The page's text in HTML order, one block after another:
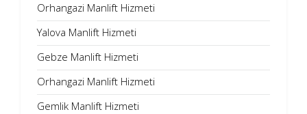
Orhangazi Manlift Hizmeti
Yalova Manlift Hizmeti
Gebze Manlift Hizmeti
Orhangazi Manlift Hizmeti
Gemlik Manlift Hizmeti